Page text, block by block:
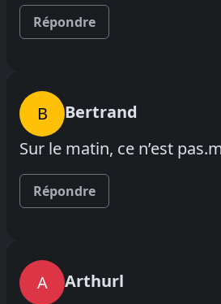
Répondre
B
Bertrand
Sur le matin, ce n’est
Répondre
A
Arthurl